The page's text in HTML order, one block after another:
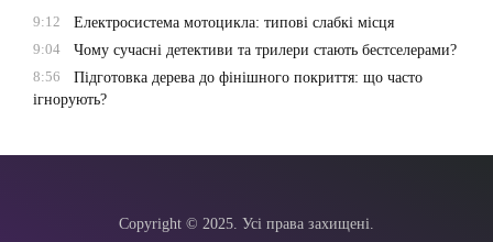
9:12
Електросистема мотоцикла: типові слабкі місця
9:04
Чому сучасні детективи та трилери стають бестселерами?
8:56
Підготовка дерева до фінішного покриття: що часто
ігнорують?
Copyright © 2025. Усі права захищені.